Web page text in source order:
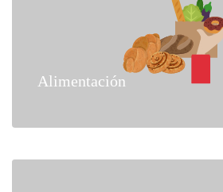
Alimentación